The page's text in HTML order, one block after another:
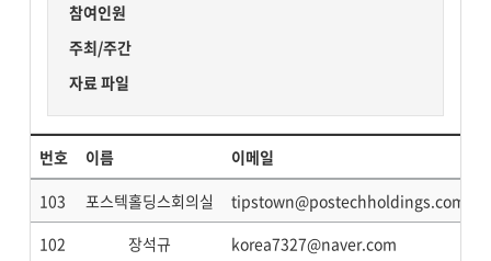
참여인원
주최/주간
자료 파일
번호 이름 이메일
103
포스텍홀딩스회의실 tipstown@postechholdings.com
102
장석규 korea7327@naver.com